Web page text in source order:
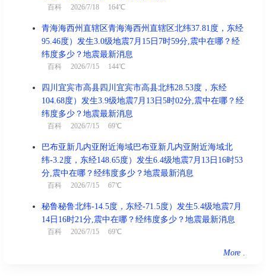
百科 2026/7/18 164℃
青海海西州直辖区青海海西州直辖区北纬37.81度，东经
95.46度）发生3.0级地震7月15日7时59分,震中在哪？经
纬度多少？地震最新消息
百科 2026/7/15 144℃
四川宜宾市高县四川宜宾市高县北纬28.53度，东经
104.68度）发生3.9级地震7月13日5时02分,震中在哪？经
纬度多少？地震最新消息
百科 2026/7/15 69℃
巴布亚新几内亚附近海域巴布亚新几内亚附近海域北
纬-3.2度，东经148.65度）发生6.4级地震7月13日16时53
分,震中在哪？经纬度多少？地震最新消息
百科 2026/7/15 67℃
秘鲁秘鲁北纬-14.5度，东经-71.5度）发生5.4级地震7月
14日16时21分,震中在哪？经纬度多少？地震最新消息
百科 2026/7/15 69℃
More